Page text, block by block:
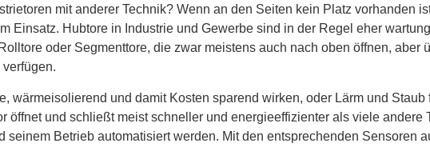
mit anderer Technik? Wenn an den Seiten kein Platz vorhanden
Einsatz. Hubtore in Industrie und Gewerbe sind in der Regel eher
oder Segmenttore, die zwar meistens auch nach oben öffnen, aber
wärmeisolierend und damit Kosten sparend wirken, oder Lärm und Staub
öffnet und schließt meist schneller und energieeffizienter als viele andere
seinem Betrieb automatisiert werden. Mit den entsprechenden Sensoren